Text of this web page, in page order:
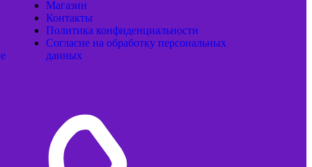
Магазин
Контакты
Политика конфиденциальности
Согласие на обработку персональных
данных